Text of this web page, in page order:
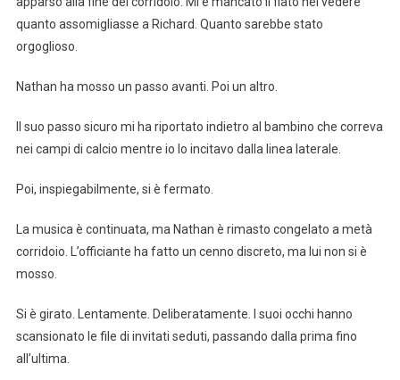
quanto assomigliasse a Richard. Quanto sarebbe stato
orgoglioso.
Nathan ha mosso un passo avanti. Poi un altro.
Il suo passo sicuro mi ha riportato indietro al bambino che correva
nei campi di calcio mentre io lo incitavo dalla linea laterale.
Poi, inspiegabilmente, si è fermato.
La musica è continuata, ma Nathan è rimasto congelato a metà
corridoio. L’officiante ha fatto un cenno discreto, ma lui non si è
mosso.
Si è girato. Lentamente. Deliberatamente. I suoi occhi hanno
scansionato le file di invitati seduti, passando dalla prima fino
all’ultima.